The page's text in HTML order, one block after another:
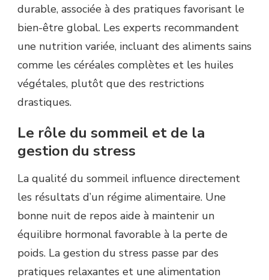
durable, associée à des pratiques favorisant le
bien-être global. Les experts recommandent
une nutrition variée, incluant des aliments sains
comme les céréales complètes et les huiles
végétales, plutôt que des restrictions
drastiques.
Le rôle du sommeil et de la
gestion du stress
La qualité du sommeil influence directement
les résultats d’un régime alimentaire. Une
bonne nuit de repos aide à maintenir un
équilibre hormonal favorable à la perte de
poids. La gestion du stress passe par des
pratiques relaxantes et une alimentation